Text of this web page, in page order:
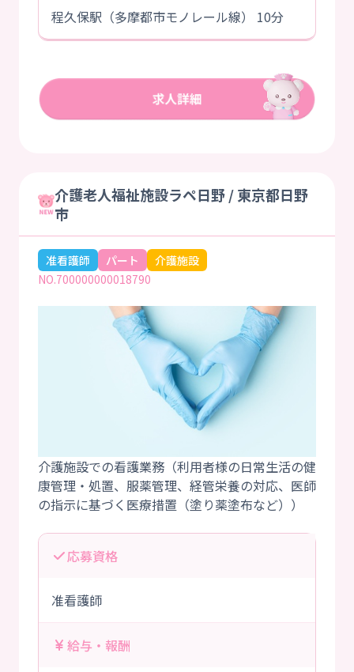
程久保駅（多摩都市モノレール線） 10分
介護老人福祉施設ラペ日野 / 東京都日野
市
准看護師 パート
介護施設
NO.700000000018790
介護施設での看護業務（利用者様の日常生活の健
康管理・処置、服薬管理、経管栄養の対応、医師
応募資格
准看護師
給与・報酬